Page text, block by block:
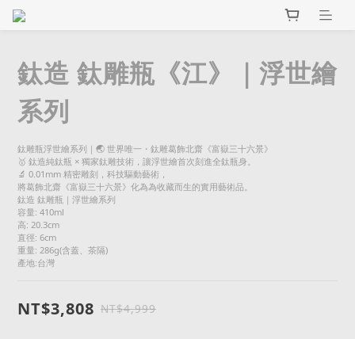
鈦造 鈦雕瓶《江》｜浮世繪
系列
鈦雕瓶浮世繪系列｜🌏 世界唯一・鈦雕葛飾北齋《富嶽三十六景》
🥇 鈦造純鈦瓶 × 獨家鈦雕技術，讓浮世繪首次刻進全鈦瓶身。
🔬 0.01mm 精密雕刻，科技驅動藝術，
將葛飾北齋《富嶽三十六景》化為為收藏而生的實用藝術品。
鈦造 鈦雕瓶｜浮世繪系列
容量: 410ml
高: 20.3cm
直徑: 6cm
重量: 286g(含蓋、茶隔)
產地:台灣
NT$3,808 NT$4,999